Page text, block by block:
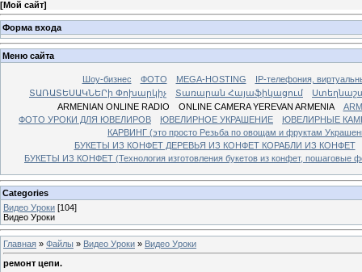
[Мой сайт]
Форма входа
Меню сайта
Шоу-бизнес ФОТО MEGA-HOSTING
IP-телефония,
ՏԱՌԱՏԵՍԱԿՆԵՐի Փոխարկիչ
Տառարան Հայաֆիկացում
ARMENIAN ONLINE RADIO
ONLINE CAMERA YEREVAN ARMENIA
ФОТО УРОКИ ДЛЯ ЮВЕЛИРОВ
ЮВЕЛИРНОЕ УКРАШЕНИЕ
ЮВЕЛИРНЫЕ
КАРВИНГ (это просто Резьба по овощам и фруктам
БУКЕТЫ ИЗ КОНФЕТ ДЕРЕВЬЯ ИЗ КОНФЕТ КОРАБЛИ ИЗ КОНФЕТ
БУКЕТЫ ИЗ КОНФЕТ (Технология изготовления букетов из конфет, пошаговые
Categories
Видео Уроки [104]
Видео Уроки
Главная » Файлы » Видео Уроки » Видео Уроки
ремонт цепи.